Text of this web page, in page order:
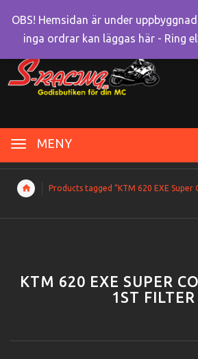
MENY
Products tagged “KTM 620 EXE
KTM 620 EXE SUPER
1ST FILTER
OBS! Hemsidan är under
inga ordrar kan läggas här - Ring